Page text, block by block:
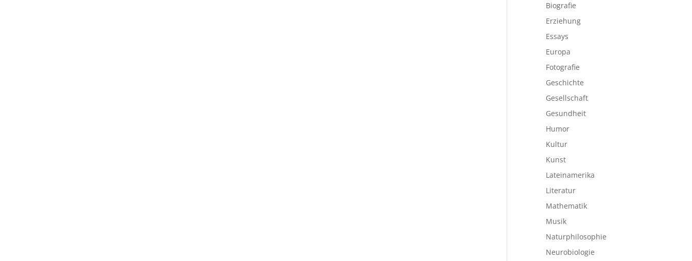
Biografie
Erziehung
Essays
Europa
Fotografie
Geschichte
Gesellschaft
Gesundheit
Humor
Kultur
Kunst
Lateinamerika
Literatur
Mathematik
Musik
Naturphilosophie
Neurobiologie